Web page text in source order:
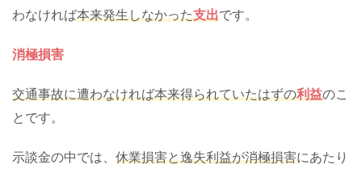
わなければ本来発生しなかった支出です。
消極損害
交通事故に遭わなければ本来得られていたはずの利益のこ
とです。
示談金の中では、 休業損害と逸失利益が消極損害にあたり